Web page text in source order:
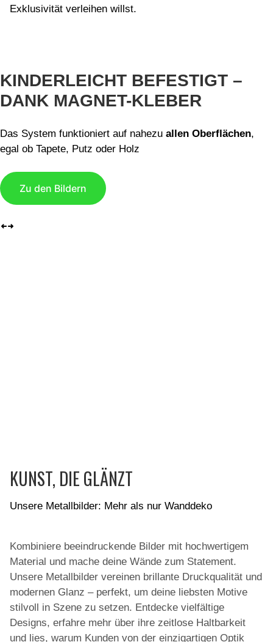
Exklusivität verleihen willst.
KINDERLEICHT BEFESTIGT –
DANK MAGNET-KLEBER
Das System funktioniert auf nahezu allen Oberflächen,
egal ob Tapete, Putz oder Holz
Zu den Bildern
KUNST, DIE GLÄNZT
Unsere Metallbilder: Mehr als nur Wanddeko
Kombiniere beeindruckende Bilder mit hochwertigem
Material und mache deine Wände zum Statement.
Unsere Metallbilder vereinen brillante Druckqualität und
modernen Glanz – perfekt, um deine liebsten Motive
stilvoll in Szene zu setzen. Entdecke vielfältige
Designs, erfahre mehr über ihre zeitlose Haltbarkeit
und lies, warum Kunden von der einzigartigen Optik